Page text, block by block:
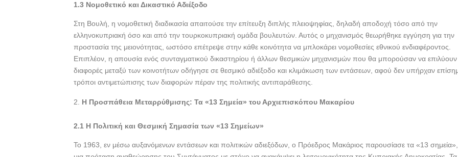
1.3 Νομοθετικό και Δικαστικό Αδιέξοδο
Στη Βουλή, η νομοθετική διαδικασία απαιτούσε την επίτευξη διπλής πλειοψηφίας, δηλαδή αποδοχή τόσο από την
ελληνοκυπριακή όσο και από την τουρκοκυπριακή ομάδα βουλευτών. Αυτός ο μηχανισμός θεωρήθηκε εγγύηση για την
προστασία της μειονότητας, ωστόσο επέτρεψε στην κάθε κοινότητα να μπλοκάρει νομοθεσίες εθνικού ενδιαφέροντος.
Επιπλέον, η απουσία ενός συνταγματικού δικαστηρίου ή άλλων θεσμικών μηχανισμών που θα μπορούσαν να επιλύουν
διαφορές μεταξύ των κοινοτήτων οδήγησε σε θεσμικό αδιέξοδο και κλιμάκωση των εντάσεων, αφού δεν υπήρχαν
τρόποι αντιμετώπισης των διαφορών πέραν της πολιτικής αντιπαράθεσης.
Η Προσπάθεια Μεταρρύθμισης: Τα «13 Σημεία» του Αρχιεπισκόπου Μακαρίου
2.1 Η Πολιτική και Θεσμική Σημασία των «13 Σημείων»
Το 1963, εν μέσω αυξανόμενων εντάσεων και πολιτικών αδιεξόδων, ο Πρόεδρος Μακάριος παρουσίασε τα «13 σημεία»,